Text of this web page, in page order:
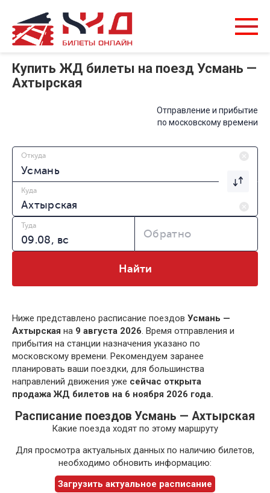
Купить ЖД билеты на поезд Усмань —
Ахтырская
Отправление и прибытие
по московскому времени
Откуда
Куда
Туда
Обратно
Найти
Ниже представлено расписание поездов Усмань —
Ахтырская на 9 августа 2026. Время отправления и
прибытия на станции назначения указано по
московскому времени. Рекомендуем заранее
планировать ваши поездки, для большинства
направлений движения уже сейчас открыта
продажа ЖД билетов на 6 ноября 2026 года.
Расписание поездов Усмань — Ахтырская
Какие поезда ходят по этому маршруту
Для просмотра актуальных данных по наличию билетов,
необходимо обновить информацию:
Загрузить актуальное расписание